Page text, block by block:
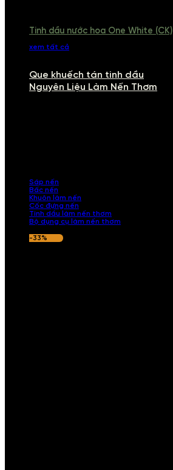
Tinh dầu nước hoa One White (CK)
xem tất cả
Que khuếch tán tinh dầu
Nguyên Liệu Làm Nến Thơm
Sáp nến
Bấc nến
Khuôn làm nến
Cốc đựng nến
Tinh dầu làm nến thơm
Bộ dụng cụ làm nến thơm
-33%